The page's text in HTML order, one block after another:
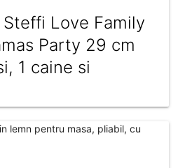
Love Family
Party 29 cm
1 caine si